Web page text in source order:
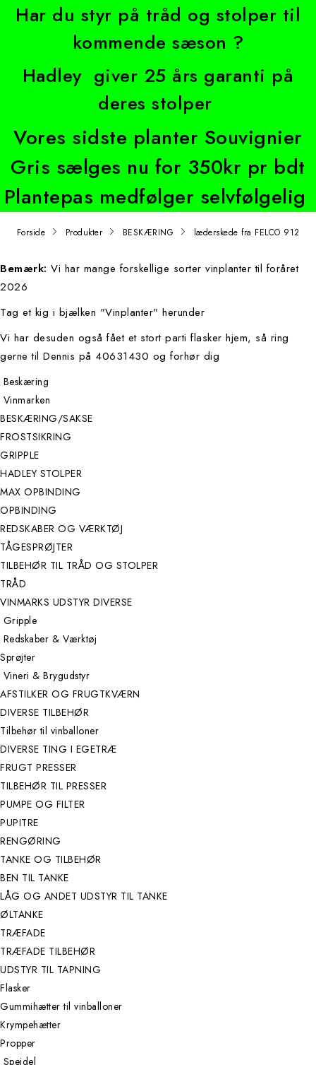
Har du styr på tråd og stolper til
kommende sæson ?
Hadley giver 25 års garanti på
deres stolper
Vores sidste planter Souvignier
Gris sælges nu for 350kr pr bdt
Plantepas medfølger selvfølgelig
Forside Produkter BESKÆRING læderskede fra FELCO 912
Bemærk: Vi har mange forskellige sorter vinplanter til foråret
2026
Tag et kig i bjælken "Vinplanter" herunder
Vi har desuden også fået et stort parti flasker hjem, så ring
gerne til Dennis på 40631430 og forhør dig
Beskæring
Vinmarken
BESKÆRING/SAKSE
FROSTSIKRING
GRIPPLE
HADLEY STOLPER
MAX OPBINDING
OPBINDING
REDSKABER OG VÆRKTØJ
TÅGESPRØJTER
TILBEHØR TIL TRÅD OG STOLPER
TRÅD
VINMARKS UDSTYR DIVERSE
Gripple
Redskaber & Værktøj
Sprøjter
Vineri & Brygudstyr
AFSTILKER OG FRUGTKVÆRN
DIVERSE TILBEHØR
Tilbehør til vinballoner
DIVERSE TING I EGETRÆ
FRUGT PRESSER
TILBEHØR TIL PRESSER
PUMPE OG FILTER
PUPITRE
RENGØRING
TANKE OG TILBEHØR
BEN TIL TANKE
LÅG OG ANDET UDSTYR TIL TANKE
ØLTANKE
TRÆFADE
TRÆFADE TILBEHØR
UDSTYR TIL TAPNING
Flasker
Gummihætter til vinballoner
Krympehætter
Propper
Speidel